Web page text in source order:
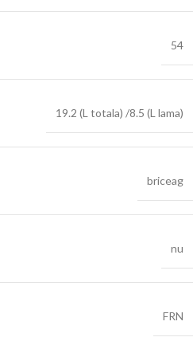
54
19.2 (L totala) /8.5 (L lama)
briceag
nu
FRN